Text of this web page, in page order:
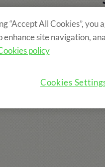
Programme
“Accept All Cookies”,
enhance site navigation,
policy
Cookies